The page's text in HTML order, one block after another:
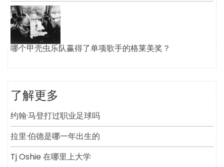
哪个甲壳虫乐队赢得了单项歌手的格莱美奖？
了解更多
约翰·马登打过职业足球吗
拉里·伯德是哪一年出生的
Tj Oshie 在哪里上大学